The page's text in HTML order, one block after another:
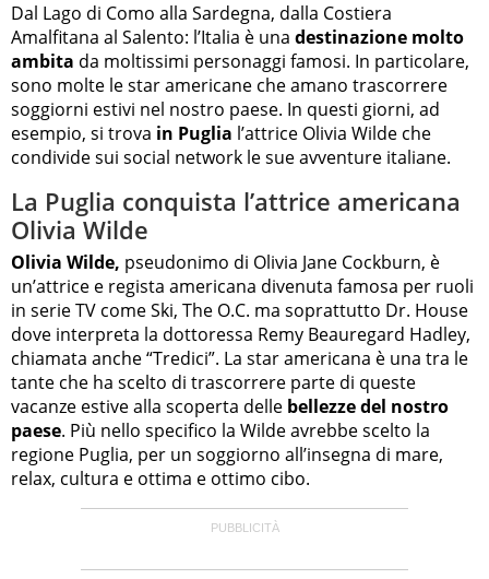
Dal Lago di Como alla Sardegna, dalla Costiera
Amalfitana al Salento: l’Italia è una destinazione molto
ambita da moltissimi personaggi famosi. In particolare,
sono molte le star americane che amano trascorrere
soggiorni estivi nel nostro paese. In questi giorni, ad
esempio, si trova in Puglia l’attrice Olivia Wilde che
condivide sui social network le sue avventure italiane.
La Puglia conquista l’attrice americana
Olivia Wilde
Olivia Wilde, pseudonimo di Olivia Jane Cockburn, è
un’attrice e regista americana divenuta famosa per ruoli
in serie TV come Ski, The O.C. ma soprattutto Dr. House
dove interpreta la dottoressa Remy Beauregard Hadley,
chiamata anche “Tredici”. La star americana è una tra le
tante che ha scelto di trascorrere parte di queste
vacanze estive alla scoperta delle bellezze del nostro
paese. Più nello specifico la Wilde avrebbe scelto la
regione Puglia, per un soggiorno all’insegna di mare,
relax, cultura e ottima e ottimo cibo.